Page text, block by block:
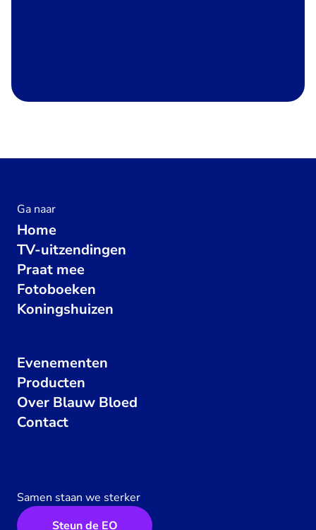
Ga naar
Home
TV-uitzendingen
Praat mee
Fotoboeken
Koningshuizen
Evenementen
Producten
Over Blauw Bloed
Contact
Samen staan we sterker
Steun de EO